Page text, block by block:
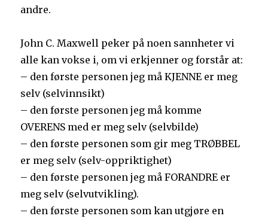
andre.
John C. Maxwell peker på noen sannheter vi
alle kan vokse i, om vi erkjenner og forstår at:
– den første personen jeg må KJENNE er meg
selv (selvinnsikt)
– den første personen jeg må komme
OVERENS med er meg selv (selvbilde)
– den første personen som gir meg TRØBBEL
er meg selv (selv-oppriktighet)
– den første personen jeg må FORANDRE er
meg selv (selvutvikling).
– den første personen som kan utgjøre en